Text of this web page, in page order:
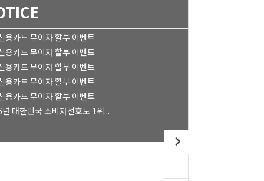
용카드 무이자 할부 이벤트
용카드 무이자 할부 이벤트
용카드 무이자 할부 이벤트
용카드 무이자 할부 이벤트
용카드 무이자 할부 이벤트
대한민국 소비자선호도 1위...